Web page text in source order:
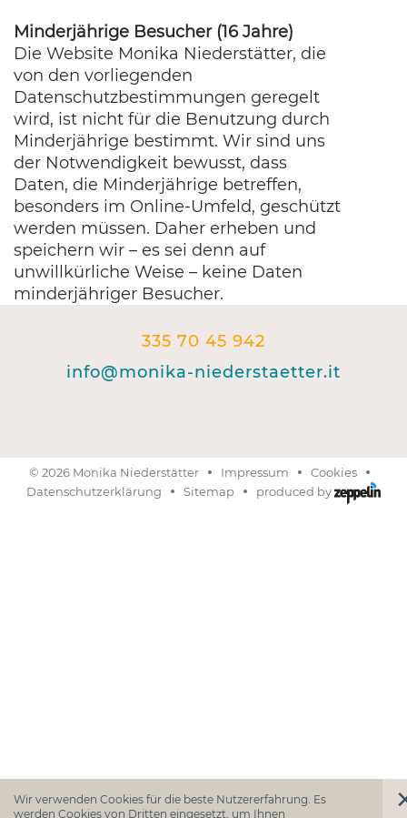
Minderjährige Besucher (16 Jahre)
Die Website Monika Niederstätter, die
von den vorliegenden
Datenschutzbestimmungen geregelt
wird, ist nicht für die Benutzung durch
Minderjährige bestimmt. Wir sind uns
der Notwendigkeit bewusst, dass
Daten, die Minderjährige betreffen,
besonders im Online-Umfeld, geschützt
werden müssen. Daher erheben und
speichern wir – es sei denn auf
unwillkürliche Weise – keine Daten
minderjähriger Besucher.
335 70 45 942
info@monika-niederstaetter.it
© 2026 Monika Niederstätter Impressum
Cookies
Datenschutzerklärung
Sitemap produced by
Wir verwenden Cookies für die beste Nutzererfahrung. Es
werden Cookies von Dritten eingesetzt, um Ihnen